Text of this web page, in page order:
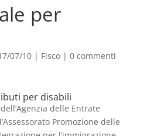
per
07/10| Fisco| 0 commenti
per disabili
delle Entrate
Promozione delle